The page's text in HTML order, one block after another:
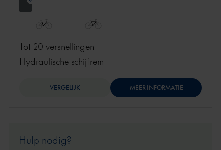
Tot 20 versnellingen
hydraulische schijfrem
VERGELIJK MEER INFORMATIE
Hulp nodig?